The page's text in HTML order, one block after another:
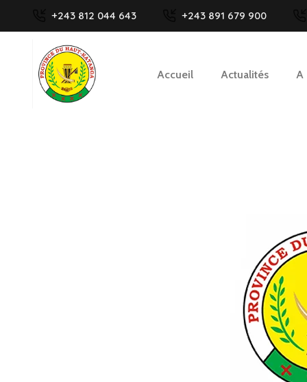
+243 812 044 643 +243 891 679 900
Accueil Actualités A